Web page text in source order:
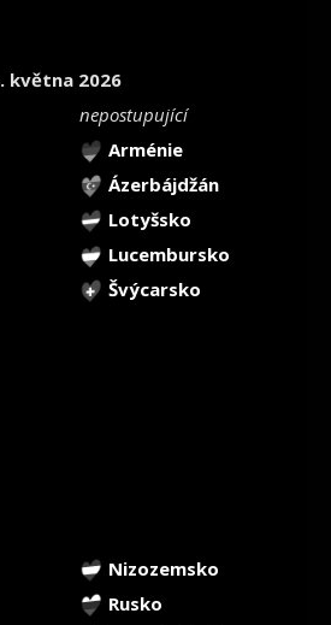
května 2026
nepostupující
Arménie
Ázerbájdžán
Lotyšsko
Lucembursko
Švýcarsko
Nizozemsko
Rusko